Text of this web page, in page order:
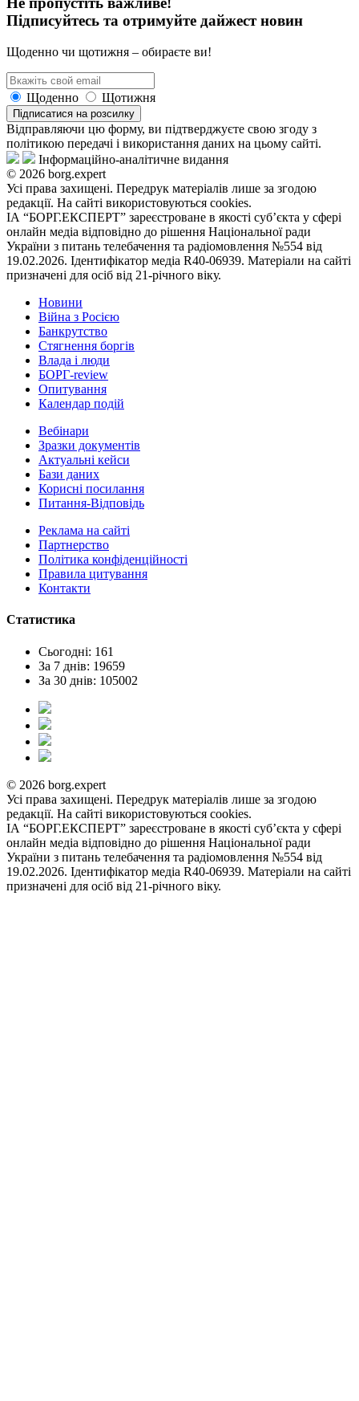
Підписуйтесь та отримуйте дайжест новин
Щоденно чи щотижня – обираєте ви!
Щоденно Щотижня
Підписатися на розсилку
Відправляючи цю форму, ви підтверджуєте свою згоду з
політикою передачі і використання даних на цьому сайті.
Інформаційно-аналітичне видання
© 2026 borg.expert
Усі права захищені. Передрук матеріалів лише за згодою
редакції. На сайті використовуються cookies.
ІА “БОРГ.ЕКСПЕРТ” зареєстроване в якості суб’єкта у сфері
онлайн медіа відповідно до рішення Національної ради
України з питань телебачення та радіомовлення №554 від
19.02.2026. Ідентифікатор медіа R40-06939. Матеріали на сайті
призначені для осіб від 21-річного віку.
Новини
Війна з Росією
Банкрутство
Стягнення боргiв
Влада i люди
БОРГ-review
Опитування
Календар подій
Вебінари
Зразки документів
Актуальні кейси
Бази даних
Корисні посилання
Питання-Відповідь
Реклама на сайтi
Партнерство
Політика конфіденційності
Правила цитування
Контакти
Статистика
Сьогодні: 161
За 7 днів: 19659
За 30 днів: 105002
© 2026 borg.expert
Усі права захищені. Передрук матеріалів лише за згодою
редакції. На сайті використовуються cookies.
ІА “БОРГ.ЕКСПЕРТ” зареєстроване в якості суб’єкта у сфері
онлайн медіа відповідно до рішення Національної ради
України з питань телебачення та радіомовлення №554 від
19.02.2026. Ідентифікатор медіа R40-06939. Матеріали на сайті
призначені для осіб від 21-річного віку.